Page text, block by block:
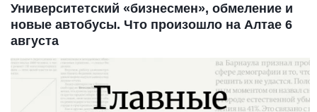
Университетский «бизнесмен», обмеление и
новые автобусы. Что произошло на Алтае 6
августа